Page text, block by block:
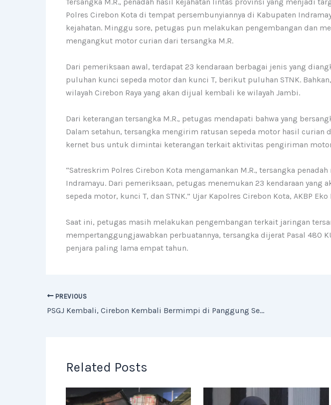
Tersangka M.R., penadah hasil kejahatan lintas provinsi yang menjadi
Polres Cirebon Kota di tempat persembunyiannya di Kabupaten
kejahatan. Minggu sore, petugas pun melakukan pengembangan dan
mengangkut motor curian dari tersangka M.R.
Dari pemeriksaan awal, terdapat 23 kendaraan berbagai jenis yang
puluhan kunci sepeda motor dan kunci T, berikut puluhan STNK.
wilayah Cirebon Raya yang akan dijual kembali ke wilayah Jambi.
Dari keterangan tersangka M.R., petugas mendapati bahwa yang
Dalam setahun, tersangka mengirim ratusan sepeda motor hasil curian
kernet bus untuk dimintai keterangan terkait aktivitas pengiriman
“Satreskrim Polres Cirebon Kota mengamankan M.R., tersangka
Indramayu. Dari pemeriksaan, petugas menemukan 23 kendaraan
sepeda motor, kunci T, dan STNK.” Ujar Kapolres Cirebon Kota, AKBP Eko
Saat ini, petugas masih melakukan pengembangan terkait jaringan
mempertanggungjawabkan perbuatannya, tersangka dijerat Pasal 480
penjara paling lama empat tahun.
PREVIOUS
PSGJ Kembali, Cirebon Kembali Bermimpi di Panggung Sepak Bola Nasional
Related Posts